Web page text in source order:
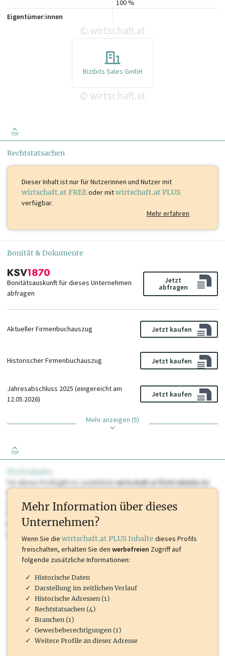
100 %
Eigentümer:innen
© wirtschaft.at
Bizibits Sales GmbH
© wirtschaft.at
TOP
Rechtstatsachen
Dieser Inhalt istnur für Nutzerinnen und Nutzer mit
wirtschaft.at FREEoder mitwirtschaft.at PLUS
verfügbar.
Mehr erfahren
Bonität & Dokumente
Bonitätsauskunft für dieses Unternehmen
abfragen
Jetzt
abfragen
Aktueller Firmenbuchauszug Jetzt kaufen
Historischer Firmenbuchauszug Jetzt kaufen
Jahresabschluss 2025 (eingereicht am
12.05.2026)
Jetzt kaufen
Mehr anzeigen (5)
TOP
PLUS Inhalte
Für dieses Profil gibt es zusätzlichewirtschaft.at PLUS Inhaltedie
Sie momentan nicht einsehen können. Schalten Sie dieses Profil frei
oder loggen Sie sich ein um diese Inhalte zu sehen. wirtschaft.at PLUS
Marken, Patente, Rechtstatsachen, OTS-Aussendungen, und viele
mehr.
Mehr Information über dieses
Unternehmen?
Wenn Sie die wirtschaft.at PLUS Inhalte dieses Profils
freischalten, erhalten Sie den werbefreien Zugriff auf
folgende zusätzliche Informationen:
Historische Daten
Darstellung im zeitlichen Verlauf
Historische Adressen (1)
Rechtstatsachen (4)
Branchen (1)
Gewerbeberechtigungen (1)
Weitere Profile an dieser Adresse